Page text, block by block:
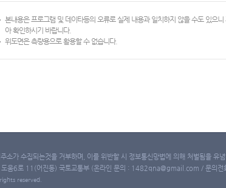
본내용은 프로그램 및 데이타등의 오류로 실제 내용과 일치하지 않을 수도 있으
아 확인하시기 바랍니다.
위도면은 측량용으로 활용할 수 없습니다.
소가 수집되는것을 거부하며, 이를 위반할 시 정보통신망법에 의해 처벌됨을 유념
움6로 11(어진동) 국토교통부 (온라인 문의 : 1482qna@gmail.com / 문의
reserved.